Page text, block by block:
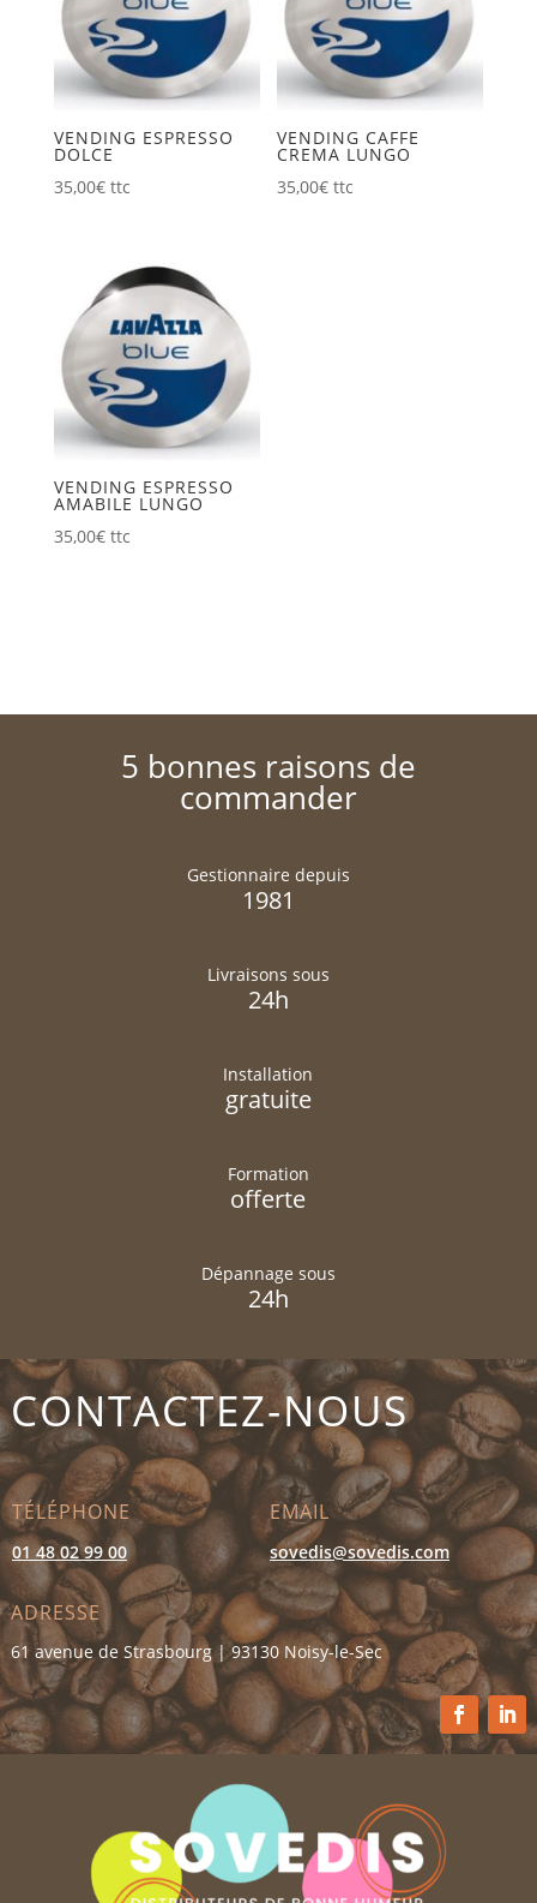
VENDING ESPRESSO
DOLCE
35,00€ ttc
VENDING CAFFE
CREMA LUNGO
35,00€ ttc
VENDING ESPRESSO
AMABILE LUNGO
35,00€ ttc
5 bonnes raisons de
commander
Gestionnaire depuis
1981
Livraisons sous
24h
Installation
gratuite
Formation
offerte
Dépannage sous
24h
CONTACTEZ-NOUS
TÉLÉPHONE
01 48 02 99 00
EMAIL
sovedis@sovedis.com
ADRESSE
61 avenue de Strasbourg | 93130 Noisy-le-Sec